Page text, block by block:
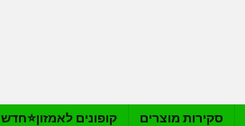
סקירות מוצרים קופונים לאמזון⭐️חדש